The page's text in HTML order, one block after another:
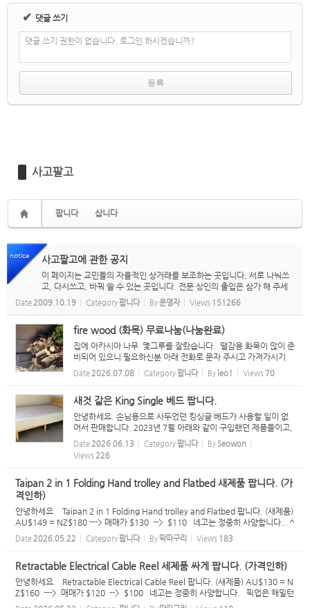
✔ 댓글 쓰기
댓글 쓰기 권한이 없습니다. 로그인 하시겠습니까?
사고팔고
팝니다 삽니다
notice 사고팔고에 관한 공지
이 페이지는 교민들의 자율적인 상거래를 보조하는 곳입니다, 서로 나눠쓰
고, 다시쓰고, 바꿔 쓸 수 있는 곳입니다. 전문 상인의 출입은 삼가 해 주세
요. 또한, 도품은 취급하지 않습니다. 도품이라고 여기실 경우, 누구든 waik
atokoreanassociation@gmail.com...
Date 2009.10.19 Category팝니다 By운영자 Views 151266
fire wood (화목) 무료나눔(나눔완료)
집에 아카시아 나무 몇그루를 잘랐습니다. 땔감용 화목이 많이 준
비되어 있으니 필요하신분 아래 전화로 문자 주시고 가져가시기
바랍니다. 승용차로도 운반 할수 있을 정도로 작게 잘라 놨습니
다..
Date 2026.07.08 Category팝니다 By leo1 Views 70
새것 같은 King Single 베드 팝니다.
안녕하세요. 손님용으로 사두었던 킹싱글 베드가 사용할 일이 없
어서 판매합니다. 2023년 7월 아래와 같이 구입했던 제품들이고,
아직 영수증도 있습니다. 손님이 오셔서 딱 두밤 잔게 사용의 전부
라 새 제품 같습니다. 매트리스: Budget Furniture $ 599.00 ...
Date 2026.06.13 Category팝니다 By Seowon
Views 226
Taipan 2 in 1 Folding Hand trolley and Flatbed 새제품 팝니다. (가
격인하)
안녕하세요. Taipan 2 in 1 Folding Hand trolley and Flatbed 팝니다. (새제품)
AU$149 = NZ$180 ---> 매매가 $130 --> $110 네고는 정중히 사양합니다...^
^ 픽업은 해밀턴 시티 또는 Frankton 입니다. 문자 주시면 주소 알려드릴께요...^
^ 021 1...
Date 2026.05.22 Category팝니다 By 딱따구리 Views 183
Retractable Electrical Cable Reel 세제품 싸게 팝니다. (가격인하)
안녕하세요. Retractable Electrical Cable Reel 팝니다. (새제품) AU$130 = N
Z$160 ---> 매매가 $120 --> $100 네고는 정중히 사양합니다. 픽업은 해밀턴
시티 또는 Frankton 입니다. 문자 주시면 주소 알려드릴께요...^^ 021 100 50